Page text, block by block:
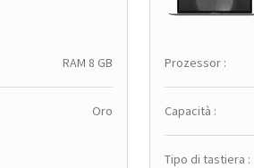
RAM 8 GB
Oro
Prozessor :
Capacità :
Tipo di tastiera :